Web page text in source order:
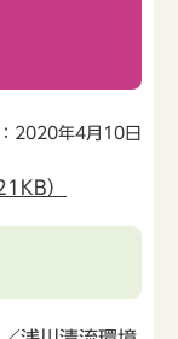
2020年4月10日
）